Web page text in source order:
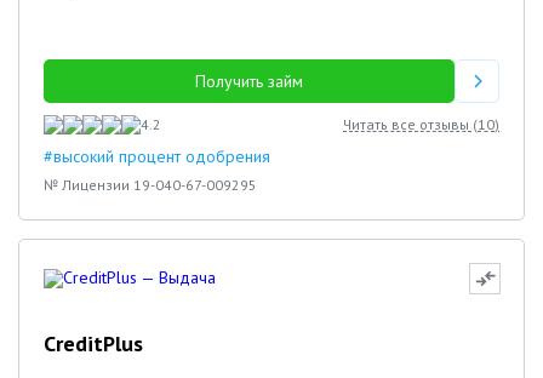
Получить займ
4.2 Читать все отзывы (10)
#высокий процент одобрения
№ Лицензии 19-040-67-009295
CreditPlus